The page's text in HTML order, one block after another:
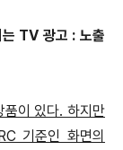
TV 광고 : 노출
품이 있다. 하지만
기준인 화면의